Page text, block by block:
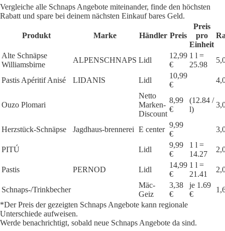
Vergleiche alle Schnaps Angebote miteinander, finde den höchsten
Rabatt und spare bei deinem nächsten Einkauf bares Geld.
Produkt Marke Händler Preis
Preis
pro
Einheit
Alte Schnäpse
Williamsbirne
ALPENSCHNAPS Lidl
12,99
€
1 l =
25.98
Pastis Apéritif Anisé LIDANIS Lidl
10,99
€
Ouzo Plomari
Netto
Marken-
Discount
8,99
€
(12.84 /
l)
Herzstück-Schnäpse Jagdhaus-brennerei E center
9,99
€
PITÚ Lidl
9,99
€
1 l =
14.27
Pastis PERNOD Lidl
14,99
€
1 l =
21.41
Schnaps-/Trinkbecher
Mäc-
Geiz
3,38
€
je 1.69
€
*Der Preis der gezeigten Schnaps Angebote kann regionale
Unterschiede aufweisen.
Werde benachrichtigt, sobald neue Schnaps Angebote da sind.